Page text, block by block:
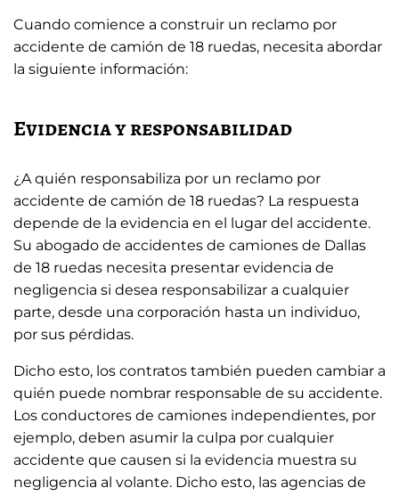
Cuando comience a construir un reclamo por
accidente de camión de 18 ruedas, necesita abordar
la siguiente información:
Evidencia y responsabilidad
¿A quién responsabiliza por un reclamo por
accidente de camión de 18 ruedas? La respuesta
depende de la evidencia en el lugar del accidente.
Su abogado de accidentes de camiones de Dallas
de 18 ruedas necesita presentar evidencia de
negligencia si desea responsabilizar a cualquier
parte, desde una corporación hasta un individuo,
por sus pérdidas.
Dicho esto, los contratos también pueden cambiar a
quién puede nombrar responsable de su accidente.
Los conductores de camiones independientes, por
ejemplo, deben asumir la culpa por cualquier
accidente que causen si la evidencia muestra su
negligencia al volante. Dicho esto, las agencias de